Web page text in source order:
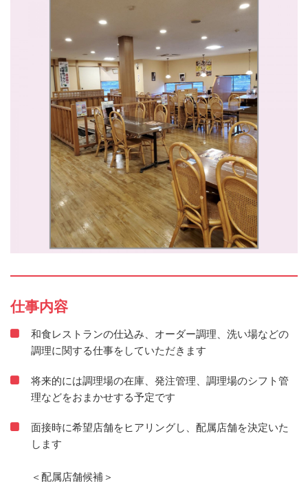
仕事内容
和食レストランの仕込み、オーダー調理、洗い場などの
調理に関する仕事をしていただきます
将来的には調理場の在庫、発注管理、調理場のシフト管
理などをおまかせする予定です
面接時に希望店舗をヒアリングし、配属店舗を決定いた
します
＜配属店舗候補＞